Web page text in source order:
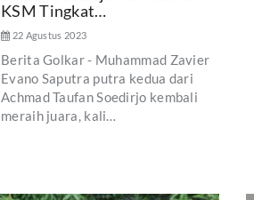
KSM Tingkat…
22 Agustus 2023
Berita Golkar - Muhammad Zavier
Evano Saputra putra kedua dari
Achmad Taufan Soedirjo kembali
meraih juara, kali…